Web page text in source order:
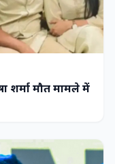
शर्मा मौत मामले में